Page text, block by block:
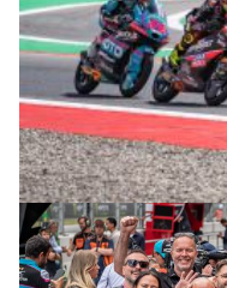
© R. Lekl